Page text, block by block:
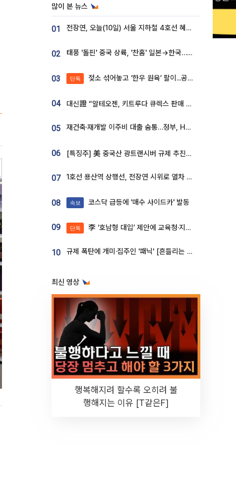
많이 본 뉴스
01 전장연, 오늘(10일) 서울 지하철 4호선 혜화역 시위…1호선 용산역 무정차
02 태풍 '돌핀' 중국 상륙, '찬홈' 일본→한국…각국 기상청 예상 경로는?
03 단독 젖소 섞어놓고 ‘한우 원육’ 팔이...공영홈쇼핑 표기·검증 구멍
04 대신證 “알테오젠, 키트루다 큐렉스 판매 3배 급증…목표가 41만원 상향”
05 재건축·재개발 이주비 대출 숨통…정부, HF 보증 신설 추진
06 [특징주] 美 중국산 광트랜시버 규제 추진에 대한광통신 등 광통신株 강세
07 1호선 용산역 상행선, 전장연 시위로 열차 무정차 운행
08 속보 코스닥 급등에 '매수 사이드카' 발동
09 단독 李 ‘호남형 대입’ 제안에 교육청·지역대학 서·논술형 입시 연계 '착수'
10 규제 폭탄에 개미·집주인 '패닉' [흔들리는 룰, 출렁이는 시장]①
최신 영상
행복해지려 할수록 오히려 불
행해지는 이유 [T같은F]